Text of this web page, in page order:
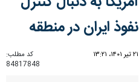
نفوذ ایران در منطقه
۲۱ تیر ۱۴۰۱، ۱۳:۲۱
کد مطلب:
84817848